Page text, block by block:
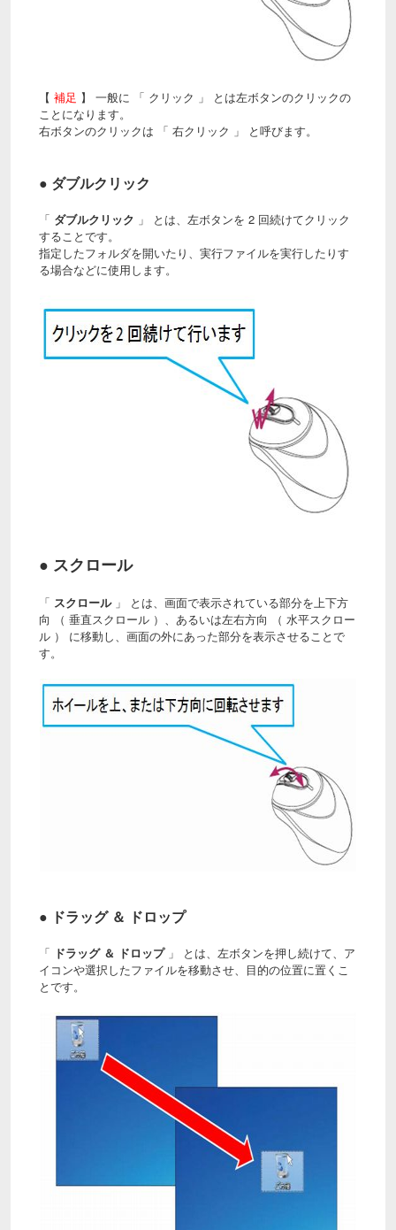
【 補足 】 一般に 「 クリック 」 とは左ボタンのクリックの
ことになります。
右ボタンのクリックは 「 右クリック 」 と呼びます。
● ダブルクリック
「 ダブルクリック 」 とは、左ボタンを 2 回続けてクリック
することです。
指定したフォルダを開いたり、実行ファイルを実行したりす
る場合などに使用します。
● スクロール
「 スクロール 」 とは、画面で表示されている部分を上下方
向 （ 垂直スクロール ）、あるいは左右方向 （ 水平スクロー
ル ） に移動し、画面の外にあった部分を表示させることで
す。
● ドラッグ ＆ ドロップ
「 ドラッグ ＆ ドロップ」 とは、左ボタンを押し続けて、ア
イコンや選択したファイルを移動させ、目的の位置に置くこ
とです。